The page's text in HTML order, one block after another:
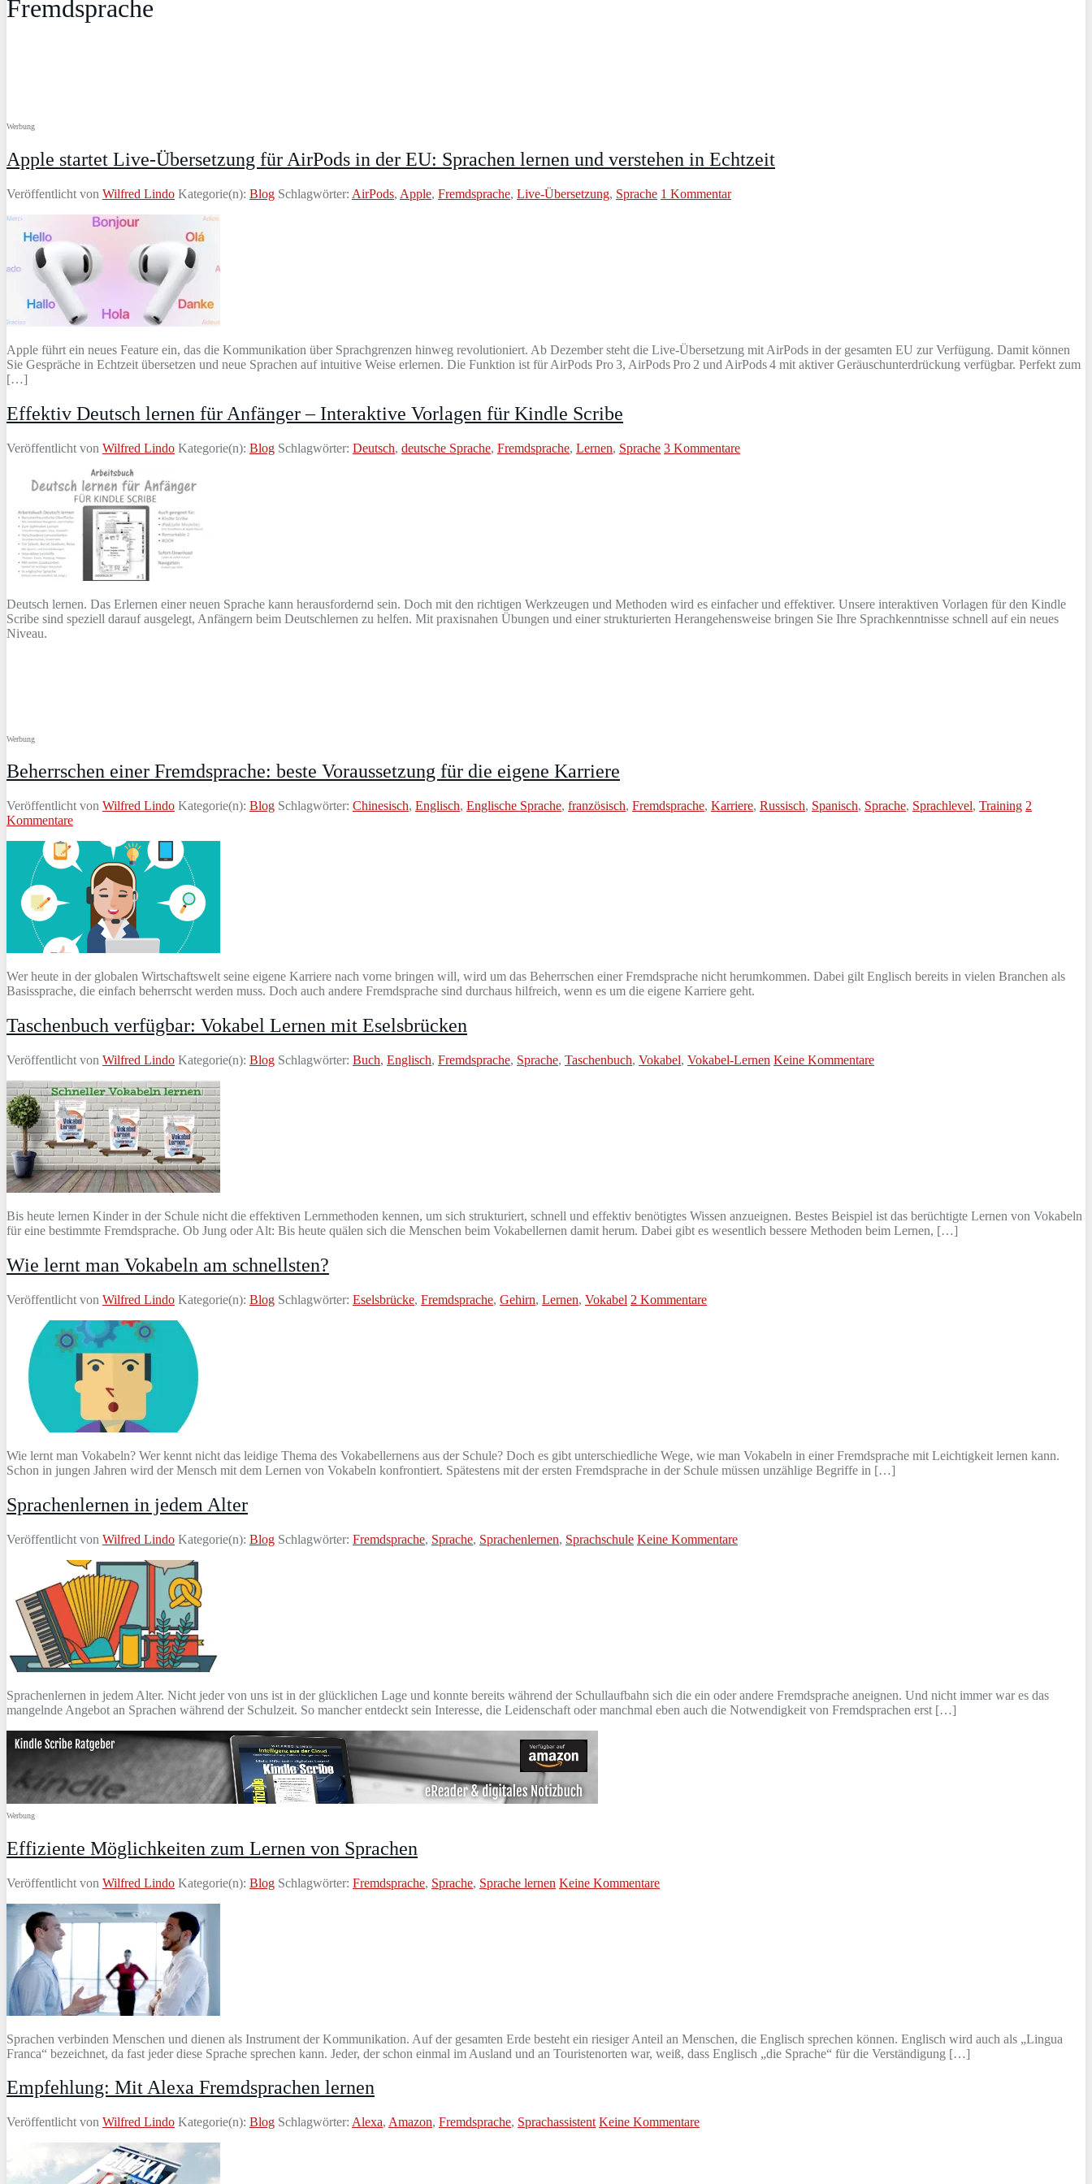
Fremdsprache
Werbung
Apple startet Live-Übersetzung für AirPods in der EU: Sprachen lernen und verstehen in Echtzeit
Veröffentlicht von Wilfred Lindo Kategorie(n): Blog Schlagwörter: AirPods, Apple, Fremdsprache, Live-Übersetzung, Sprache 1 Kommentar
Apple führt ein neues Feature ein, das die Kommunikation über Sprachgrenzen hinweg revolutioniert. Ab Dezember steht die Live-Übersetzung mit AirPods in der gesamten EU zur Verfügung. Damit können
Sie Gespräche in Echtzeit übersetzen und neue Sprachen auf intuitive Weise erlernen. Die Funktion ist für AirPods Pro 3, AirPods Pro 2 und AirPods 4 mit aktiver Geräuschunterdrückung verfügbar. Perfekt zum
[…]
Effektiv Deutsch lernen für Anfänger – Interaktive Vorlagen für Kindle Scribe
Veröffentlicht von Wilfred Lindo Kategorie(n): Blog Schlagwörter: Deutsch, deutsche Sprache, Fremdsprache, Lernen, Sprache 3 Kommentare
Deutsch lernen. Das Erlernen einer neuen Sprache kann herausfordernd sein. Doch mit den richtigen Werkzeugen und Methoden wird es einfacher und effektiver. Unsere interaktiven Vorlagen für den Kindle
Scribe sind speziell darauf ausgelegt, Anfängern beim Deutschlernen zu helfen. Mit praxisnahen Übungen und einer strukturierten Herangehensweise bringen Sie Ihre Sprachkenntnisse schnell auf ein neues
Niveau.
Werbung
Beherrschen einer Fremdsprache: beste Voraussetzung für die eigene Karriere
Veröffentlicht von Wilfred Lindo Kategorie(n): Blog Schlagwörter: Chinesisch, Englisch, Englische Sprache, französisch, Fremdsprache, Karriere, Russisch, Spanisch, Sprache, Sprachlevel, Training 2
Kommentare
Wer heute in der globalen Wirtschaftswelt seine eigene Karriere nach vorne bringen will, wird um das Beherrschen einer Fremdsprache nicht herumkommen. Dabei gilt Englisch bereits in vielen Branchen als
Basissprache, die einfach beherrscht werden muss. Doch auch andere Fremdsprache sind durchaus hilfreich, wenn es um die eigene Karriere geht.
Taschenbuch verfügbar: Vokabel Lernen mit Eselsbrücken
Veröffentlicht von Wilfred Lindo Kategorie(n): Blog Schlagwörter: Buch, Englisch, Fremdsprache, Sprache, Taschenbuch, Vokabel, Vokabel-Lernen Keine Kommentare
Bis heute lernen Kinder in der Schule nicht die effektiven Lernmethoden kennen, um sich strukturiert, schnell und effektiv benötigtes Wissen anzueignen. Bestes Beispiel ist das berüchtigte Lernen von Vokabeln
für eine bestimmte Fremdsprache. Ob Jung oder Alt: Bis heute quälen sich die Menschen beim Vokabellernen damit herum. Dabei gibt es wesentlich bessere Methoden beim Lernen, […]
Wie lernt man Vokabeln am schnellsten?
Veröffentlicht von Wilfred Lindo Kategorie(n): Blog Schlagwörter: Eselsbrücke, Fremdsprache, Gehirn, Lernen, Vokabel 2 Kommentare
Wie lernt man Vokabeln? Wer kennt nicht das leidige Thema des Vokabellernens aus der Schule? Doch es gibt unterschiedliche Wege, wie man Vokabeln in einer Fremdsprache mit Leichtigkeit lernen kann.
Schon in jungen Jahren wird der Mensch mit dem Lernen von Vokabeln konfrontiert. Spätestens mit der ersten Fremdsprache in der Schule müssen unzählige Begriffe in […]
Sprachenlernen in jedem Alter
Veröffentlicht von Wilfred Lindo Kategorie(n): Blog Schlagwörter: Fremdsprache, Sprache, Sprachenlernen, Sprachschule Keine Kommentare
Sprachenlernen in jedem Alter. Nicht jeder von uns ist in der glücklichen Lage und konnte bereits während der Schullaufbahn sich die ein oder andere Fremdsprache aneignen. Und nicht immer war es das
mangelnde Angebot an Sprachen während der Schulzeit. So mancher entdeckt sein Interesse, die Leidenschaft oder manchmal eben auch die Notwendigkeit von Fremdsprachen erst […]
Werbung
Effiziente Möglichkeiten zum Lernen von Sprachen
Veröffentlicht von Wilfred Lindo Kategorie(n): Blog Schlagwörter: Fremdsprache, Sprache, Sprache lernen Keine Kommentare
Sprachen verbinden Menschen und dienen als Instrument der Kommunikation. Auf der gesamten Erde besteht ein riesiger Anteil an Menschen, die Englisch sprechen können. Englisch wird auch als „Lingua
Franca“ bezeichnet, da fast jeder diese Sprache sprechen kann. Jeder, der schon einmal im Ausland und an Touristenorten war, weiß, dass Englisch „die Sprache“ für die Verständigung […]
Empfehlung: Mit Alexa Fremdsprachen lernen
Veröffentlicht von Wilfred Lindo Kategorie(n): Blog Schlagwörter: Alexa, Amazon, Fremdsprache, Sprachassistent Keine Kommentare